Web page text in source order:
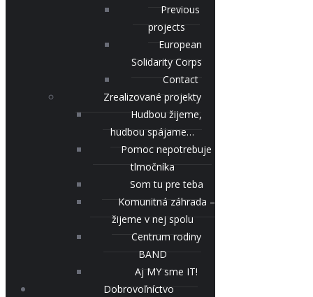
Previous
projects
European
Solidarity Corps
Contact
Zrealizované projekty
Hudbou žijeme,
hudbou spájame…
Pomoc nepotrebuje
tlmočníka
Som tu pre teba
Komunitná záhrada –
žijeme v nej spolu
Centrum rodiny
BAND
Aj MY sme IT!
Dobrovoľníctvo